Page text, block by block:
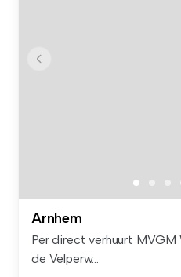
Arnhem
Per direct verhuurt
de Velperw...